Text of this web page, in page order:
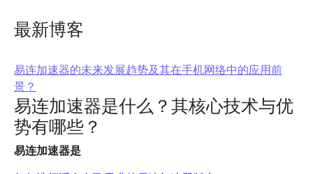
最新博客
易连加速器的未来发展趋势及其在手机网络中的应用前
景？
易连加速器是什么？其核心技术与优
势有哪些？
易连加速器是